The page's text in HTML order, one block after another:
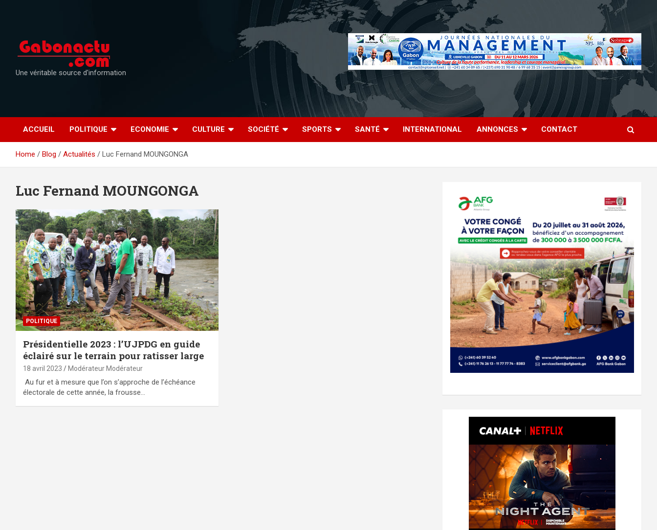
Une véritable source d'information
ACCUEIL POLITIQUE ECONOMIE CULTURE SOCIÉTÉ SPORTS SANTÉ INTERNATIONAL ANNONCES CONTACT
Home Blog Actualités Luc Fernand MOUNGONGA
Luc Fernand MOUNGONGA
POLITIQUE
Présidentielle 2023 : l’UJPDG en guide
éclairé sur le terrain pour ratisser large
18 avril 2023 Modérateur Modérateur
Au fur et à mesure que l’on s’approche de l’échéance
électorale de cette année, la frousse…